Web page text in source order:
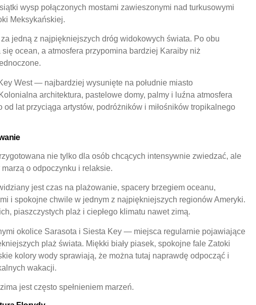
wysp połączonych mostami zawieszonymi nad turkusowymi
Meksykańskiej.
jedną z najpiękniejszych dróg widokowych świata. Po obu
ocean, a atmosfera przypomina bardziej Karaiby niż
West — najbardziej wysunięte na południe miasto
architektura, pastelowe domy, palmy i luźna atmosfera
od lat przyciąga artystów, podróżników i miłośników tropikalnego
nie tylko dla osób chcących intensywnie zwiedzać, ale
o odpoczynku i relaksie.
jest czas na plażowanie, spacery brzegiem oceanu,
i spokojne chwile w jednym z najpiękniejszych regionów Ameryki.
piaszczystych plaż i ciepłego klimatu nawet zimą.
okolice Sarasota i Siesta Key — miejsca regularnie pojawiające
plaż świata. Miękki biały piasek, spokojne fale Zatoki
kolory wody sprawiają, że można tutaj naprawdę odpocząć i
wakacji.
jest często spełnieniem marzeń.